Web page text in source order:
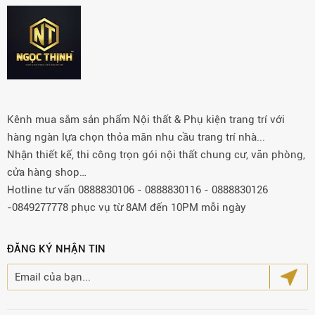
Kênh mua sắm sản phẩm Nội thất & Phụ kiện trang trí với
hàng ngàn lựa chọn thỏa mãn nhu cầu trang trí nhà...
Nhận thiết kế, thi công trọn gói nội thất chung cư, văn phòng,
cửa hàng shop…
Hotline tư vấn 0888830106 - 0888830116 - 0888830126
-0849277778 phục vụ từ 8AM đến 10PM mỗi ngày
ĐĂNG KÝ NHẬN TIN